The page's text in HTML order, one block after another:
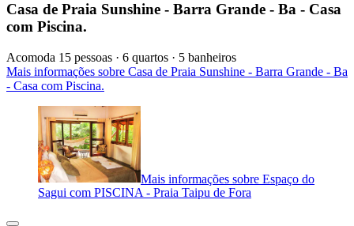
Casa de Praia Sunshine - Barra Grande - Ba - Casa
com Piscina.
Acomoda 15 pessoas · 6 quartos · 5 banheiros
Mais informações sobre Casa de Praia Sunshine - Barra Grande - Ba
- Casa com Piscina.
Mais informações sobre Espaço do
Sagui com PISCINA - Praia Taipu de Fora